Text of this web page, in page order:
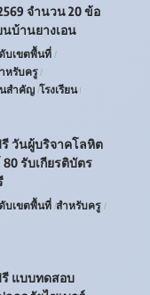
จำนวน 20 ข้อ
บ้านยางเอน
บเขตพื้นที่
หรับครู
นสำคัญ โรงเรียน
วันผู้บริจาคโลหิต
รับเกียรติบัตร
บเขตพื้นที่ สำหรับครู
แบบทดสอบ